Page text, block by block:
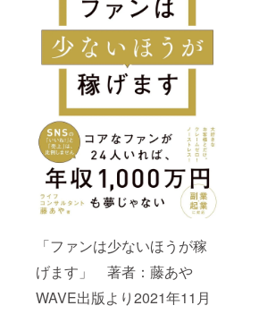
「ファンは少ないほうが稼
げます」 著者：藤あや
WAVE出版より2021年11月